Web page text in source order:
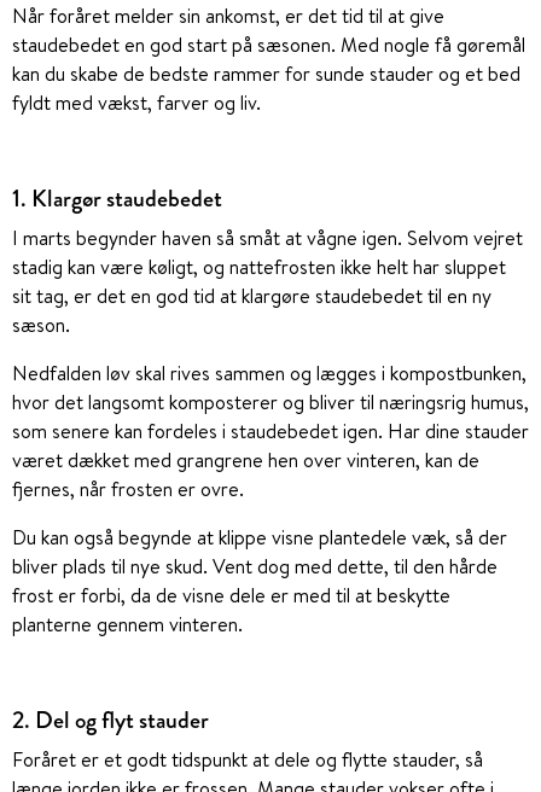
Når foråret melder sin ankomst, er det tid til at give
staudebedet en god start på sæsonen. Med nogle få gøremål
kan du skabe de bedste rammer for sunde stauder og et bed
fyldt med vækst, farver og liv.
1. Klargør staudebedet
I marts begynder haven så småt at vågne igen. Selvom vejret
stadig kan være køligt, og nattefrosten ikke helt har sluppet
sit tag, er det en god tid at klargøre staudebedet til en ny
sæson.
Nedfalden løv skal rives sammen og lægges i kompostbunken,
hvor det langsomt komposterer og bliver til næringsrig humus,
som senere kan fordeles i staudebedet igen. Har dine stauder
været dækket med grangrene hen over vinteren, kan de
fjernes, når frosten er ovre.
Du kan også begynde at klippe visne plantedele væk, så der
bliver plads til nye skud. Vent dog med dette, til den hårde
frost er forbi, da de visne dele er med til at beskytte
planterne gennem vinteren.
2. Del og flyt stauder
Foråret er et godt tidspunkt at dele og flytte stauder, så